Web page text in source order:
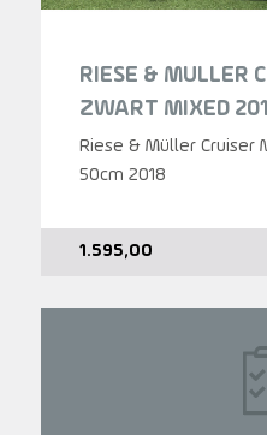
RIESE & MULLER
ZWART MIXED
Riese & Müller Cruiser
50cm 2018
1.595,00